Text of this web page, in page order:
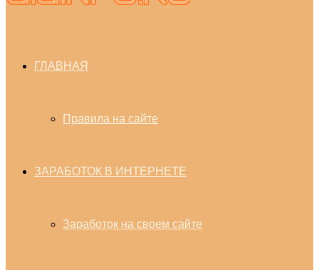
ГЛАВНАЯ
Правила на сайте
ЗАРАБОТОК В ИНТЕРНЕТЕ
Заработок на своем сайте